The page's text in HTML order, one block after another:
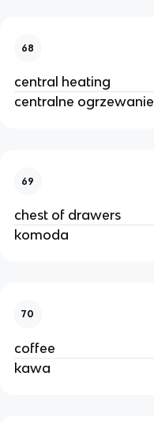
68
central heating
centralne ogrzewanie
69
chest of drawers
komoda
70
coffee
kawa